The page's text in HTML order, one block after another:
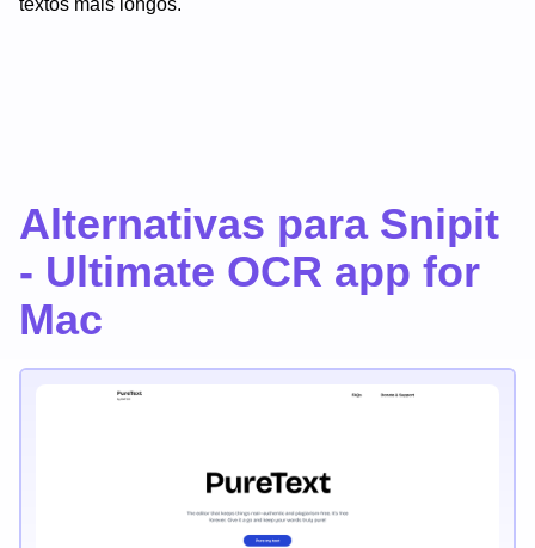
textos mais longos.
Alternativas para Snipit
- Ultimate OCR app for
Mac